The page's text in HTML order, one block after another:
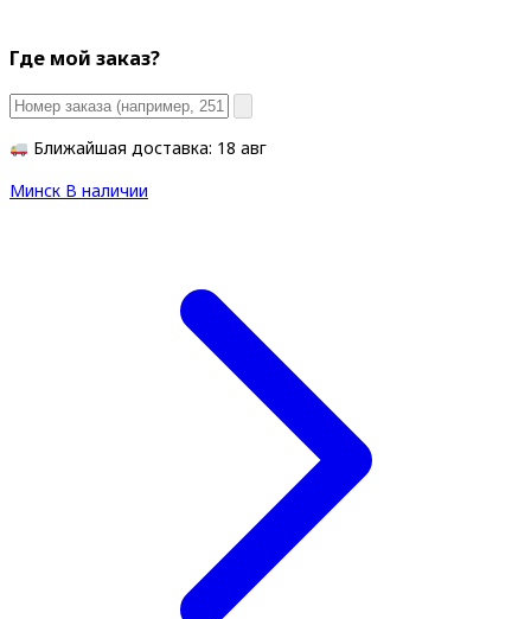
Где мой заказ?
Ближайшая доставка: 18 авг
Минск В наличии